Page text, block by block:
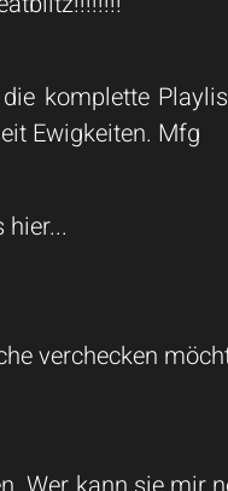
komplette
Ewigkeiten. Mfg
verchecken